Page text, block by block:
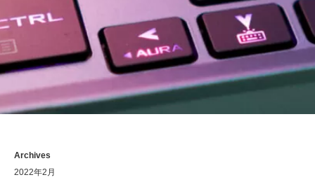
Archives
2022年2月